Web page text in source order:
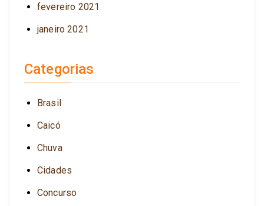
fevereiro 2021
janeiro 2021
Categorias
Brasil
Caicó
Chuva
Cidades
Concurso